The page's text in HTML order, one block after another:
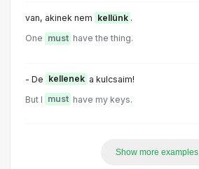
van, akinek nem kellünk .
One must have the thing.
- De kellenek a kulcsaim!
But I must have my keys.
Show more examples